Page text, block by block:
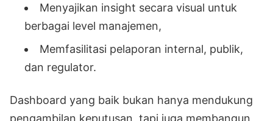
Menyajikan insight secara visual untuk
berbagai level manajemen,
Memfasilitasi pelaporan internal, publik,
dan regulator.
Dashboard yang baik bukan hanya mendukung
pengambilan keputusan, tapi juga membangun